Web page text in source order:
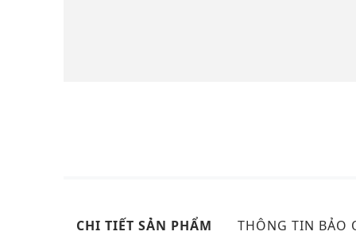
CHI TIẾT SẢN PHẨM THÔNG TIN BẢO